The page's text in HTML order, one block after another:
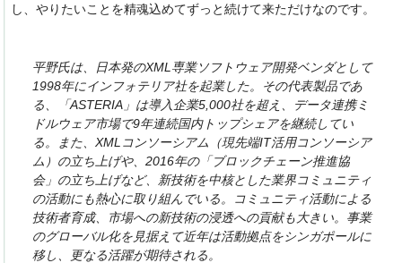
し、やりたいことを精魂込めてずっと続けて来ただけなのです。
平野氏は、日本発のXML専業ソフトウェア開発ベンダとして
1998年にインフォテリア社を起業した。その代表製品であ
る、「ASTERIA」は導入企業5,000社を超え、データ連携ミ
ドルウェア市場で9年連続国内トップシェアを継続してい
る。また、XMLコンソーシアム（現先端IT活用コンソーシア
ム）の立ち上げや、2016年の「ブロックチェーン推進協
会」の立ち上げなど、新技術を中核とした業界コミュニティ
の活動にも熱心に取り組んでいる。コミュニティ活動による
技術者育成、市場への新技術の浸透への貢献も大きい。事業
のグローバル化を見据えて近年は活動拠点をシンガポールに
移し、更なる活躍が期待される。